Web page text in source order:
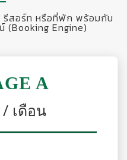
รีสอร์ท หรือที่พัก พร้อมกับ
(Booking Engine)
A
เดือน